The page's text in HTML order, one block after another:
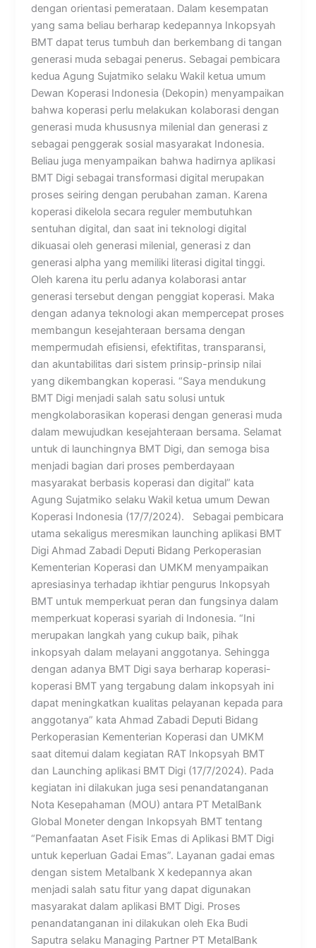
dengan orientasi pemerataan. Dalam kesempatan
yang sama beliau berharap kedepannya Inkopsyah
BMT dapat terus tumbuh dan berkembang di tangan
generasi muda sebagai penerus. Sebagai pembicara
kedua Agung Sujatmiko selaku Wakil ketua umum
Dewan Koperasi Indonesia (Dekopin) menyampaikan
bahwa koperasi perlu melakukan kolaborasi dengan
generasi muda khususnya milenial dan generasi z
sebagai penggerak sosial masyarakat Indonesia.
Beliau juga menyampaikan bahwa hadirnya aplikasi
BMT Digi sebagai transformasi digital merupakan
proses seiring dengan perubahan zaman. Karena
koperasi dikelola secara reguler membutuhkan
sentuhan digital, dan saat ini teknologi digital
dikuasai oleh generasi milenial, generasi z dan
generasi alpha yang memiliki literasi digital tinggi.
Oleh karena itu perlu adanya kolaborasi antar
generasi tersebut dengan penggiat koperasi. Maka
dengan adanya teknologi akan mempercepat proses
membangun kesejahteraan bersama dengan
mempermudah efisiensi, efektifitas, transparansi,
dan akuntabilitas dari sistem prinsip-prinsip nilai
yang dikembangkan koperasi. “Saya mendukung
BMT Digi menjadi salah satu solusi untuk
mengkolaborasikan koperasi dengan generasi muda
dalam mewujudkan kesejahteraan bersama. Selamat
untuk di launchingnya BMT Digi, dan semoga bisa
menjadi bagian dari proses pemberdayaan
masyarakat berbasis koperasi dan digital” kata
Agung Sujatmiko selaku Wakil ketua umum Dewan
Koperasi Indonesia (17/7/2024). Sebagai pembicara
utama sekaligus meresmikan launching aplikasi BMT
Digi Ahmad Zabadi Deputi Bidang Perkoperasian
Kementerian Koperasi dan UMKM menyampaikan
apresiasinya terhadap ikhtiar pengurus Inkopsyah
BMT untuk memperkuat peran dan fungsinya dalam
memperkuat koperasi syariah di Indonesia. “Ini
merupakan langkah yang cukup baik, pihak
inkopsyah dalam melayani anggotanya. Sehingga
dengan adanya BMT Digi saya berharap koperasi-
koperasi BMT yang tergabung dalam inkopsyah ini
dapat meningkatkan kualitas pelayanan kepada para
anggotanya” kata Ahmad Zabadi Deputi Bidang
Perkoperasian Kementerian Koperasi dan UMKM
saat ditemui dalam kegiatan RAT Inkopsyah BMT
dan Launching aplikasi BMT Digi (17/7/2024). Pada
kegiatan ini dilakukan juga sesi penandatanganan
Nota Kesepahaman (MOU) antara PT MetalBank
Global Moneter dengan Inkopsyah BMT tentang
“Pemanfaatan Aset Fisik Emas di Aplikasi BMT Digi
untuk keperluan Gadai Emas”. Layanan gadai emas
dengan sistem Metalbank X kedepannya akan
menjadi salah satu fitur yang dapat digunakan
masyarakat dalam aplikasi BMT Digi. Proses
penandatanganan ini dilakukan oleh Eka Budi
Saputra selaku Managing Partner PT MetalBank